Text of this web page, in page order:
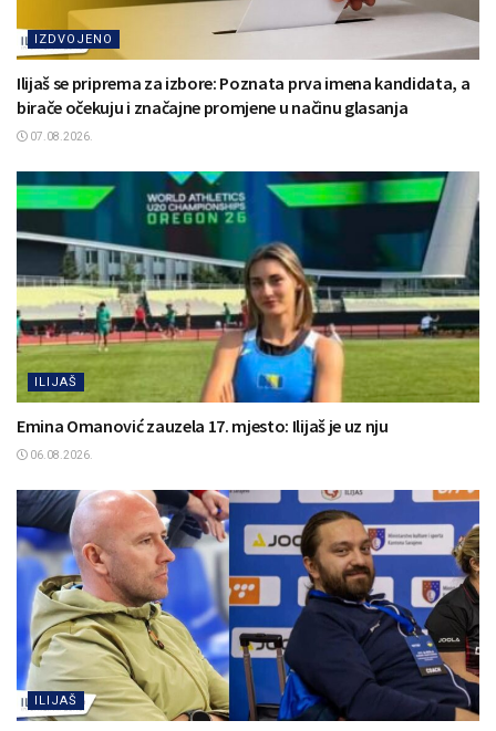
IZDVOJENO
Ilijaš se priprema za izbore: Poznata prva imena kandidata, a
birače očekuju i značajne promjene u načinu glasanja
07.08.2026.
ILIJAŠ
Emina Omanović zauzela 17. mjesto: Ilijaš je uz nju
06.08.2026.
ILIJAŠ